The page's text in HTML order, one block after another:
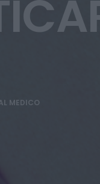
MEDICO